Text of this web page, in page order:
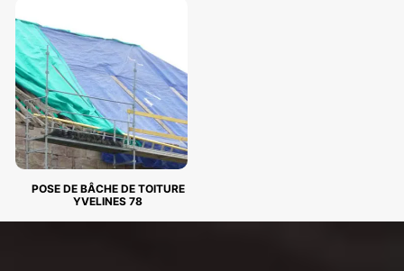
POSE DE BÂCHE DE TOITURE
YVELINES 78